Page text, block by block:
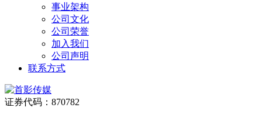
事业架构
公司文化
公司荣誉
加入我们
公司声明
联系方式
证券代码：870782